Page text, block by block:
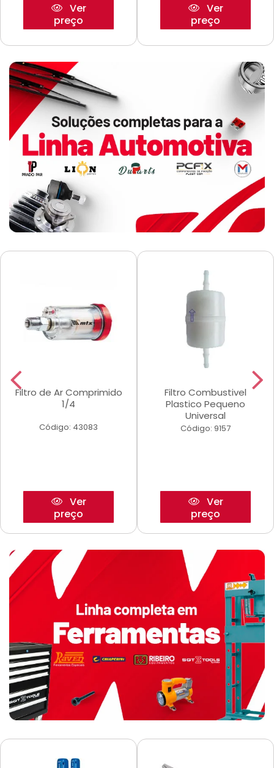
Ver
preço
Ver
preço
Filtro de Ar Comprimido
1/4
Código: 43083
Ver
preço
Filtro Combustivel
Plastico Pequeno
Universal
Código: 9157
Ver
preço